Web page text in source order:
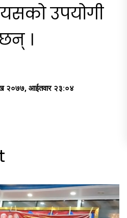
उपयोगी
।
२०७७, आईतवार २३:०४